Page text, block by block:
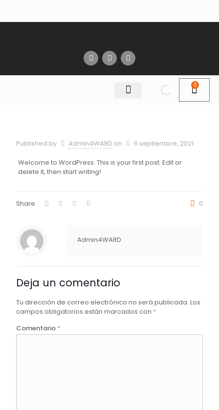
0
Published by Admin4WARD on 6 septiembre, 2021
Welcome to WordPress. This is your first post. Edit or
delete it, then start writing!
Share 0
Admin4WARD
Deja un comentario
Tu dirección de correo electrónico no será publicada. Los
campos obligatorios están marcados con *
Comentario *